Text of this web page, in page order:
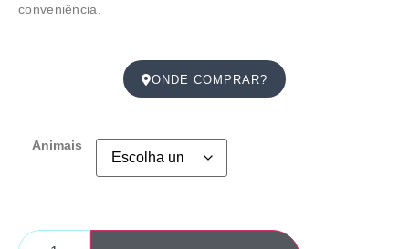
conveniência.
ONDE COMPRAR?
Animais